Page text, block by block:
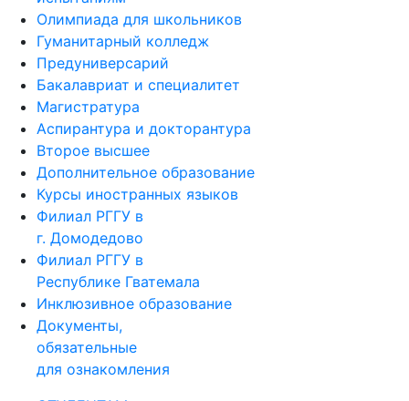
Олимпиада для школьников
Гуманитарный колледж
Предуниверсарий
Бакалавриат и специалитет
Магистратура
Аспирантура и докторантура
Второе высшее
Дополнительное образование
Курсы иностранных языков
Филиал РГГУ в
г. Домодедово
Филиал РГГУ в
Республике Гватемала
Инклюзивное образование
Документы,
обязательные
для ознакомления